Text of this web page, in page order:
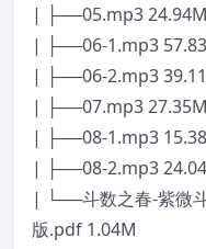
| ├──05.mp3 24.94M
| ├──06-1.mp3
| ├──06-2.mp3
| ├──07.mp3 27.35M
| ├──08-1.mp3
| ├──08-2.mp3
| └──斗数之春-紫微
版.pdf 1.04M